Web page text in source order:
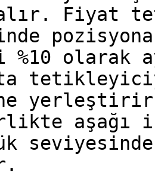
Fiyat
%10 olarak
aşağı